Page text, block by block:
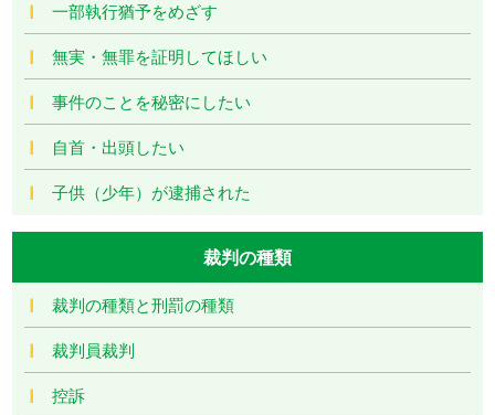
一部執行猶予をめざす
無実・無罪を証明してほしい
事件のことを秘密にしたい
自首・出頭したい
子供（少年）が逮捕された
裁判の種類
裁判の種類と刑罰の種類
裁判員裁判
控訴